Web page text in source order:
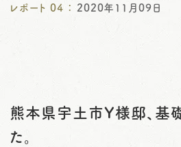
レポート 04 ： 2020年11月09日
熊本県宇土市Y様邸、基
た。